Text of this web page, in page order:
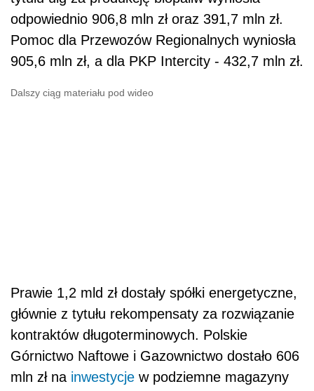
odpowiednio 906,8 mln zł oraz 391,7 mln zł.
Pomoc dla Przewozów Regionalnych wyniosła
905,6 mln zł, a dla PKP Intercity - 432,7 mln zł.
Dalszy ciąg materiału pod wideo
Prawie 1,2 mld zł dostały spółki energetyczne,
głównie z tytułu rekompensaty za rozwiązanie
kontraktów długoterminowych. Polskie
Górnictwo Naftowe i Gazownictwo dostało 606
mln zł na inwestycje w podziemne magazyny